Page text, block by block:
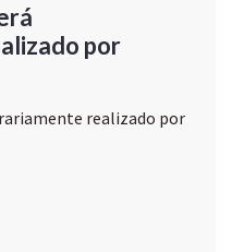
por
realizado por